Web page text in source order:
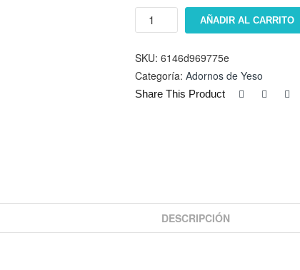
Adorno"P"
cantidad
AÑADIR AL CARRITO
SKU: 6146d969775e
Categoría: Adornos de Yeso
Share This Product
DESCRIPCIÓN